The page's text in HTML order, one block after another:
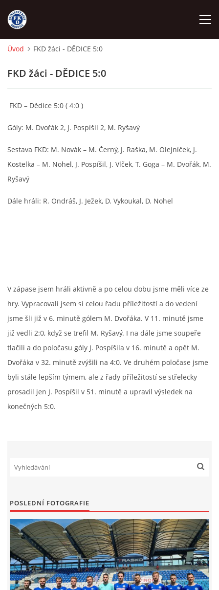
NÁBOR
FKD B
STARŠÍ DOROST
PODPORUJÍ NÁŠ KLUB
ARCHÍV
ičo 27005305
č.ú. 3227086359 / 0800
sekretarfkd@centrum.cz
© 2026 eStránky.cz |RSS
Úvod FKD žáci - DĚDICE 5:0
FKD žáci - DĚDICE 5:0
FKD – Dědice 5:0 ( 4:0 )
Góly: M. Dvořák 2, J. Pospíšil 2, M. Ryšavý
Sestava FKD: M. Novák – M. Černý, J. Raška, M. Olejníček, J.
Kostelka – M. Nohel, J. Pospíšil, J. Vlček, T. Goga – M. Dvořák, M.
Ryšavý
Dále hráli: R. Ondráš, J. Ježek, D. Vykoukal, D. Nohel
V zápase jsem hráli aktivně a po celou dobu jsme měli více ze
hry. Vypracovali jsem si celou řadu příležitostí a do vedení
jsme šli již v 6. minutě gólem M. Dvořáka. V 11. minutě jsme
již vedli 2:0, když se trefil M. Ryšavý. I na dále jsme soupeře
tlačili a do poločasu góly J. Pospíšila v 16. minutě a opět M.
Dvořáka v 32. minutě zvýšili na 4:0. Ve druhém poločase jsme
byli stále lepším týmem, ale z řady příležitostí se střelecky
prosadil jen J. Pospíšil v 51. minutě a upravil výsledek na
konečných 5:0.
POSLEDNÍ FOTOGRAFIE